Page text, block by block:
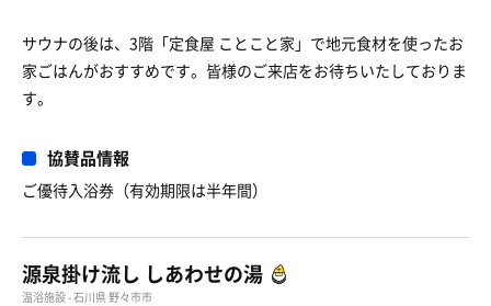
サウナの後は、3階「定食屋 ことこと家」で地元食材を使ったお
家ごはんがおすすめです。皆様のご来店をお待ちいたしておりま
す。
協賛品情報
ご優待入浴券（有効期限は半年間）
源泉掛け流し しあわせの湯
温浴施設 - 石川県 野々市市